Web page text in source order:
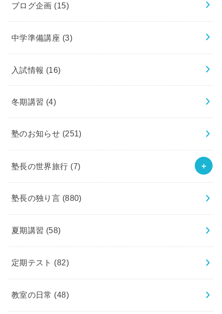
ブログ企画 (15)
中学準備講座 (3)
入試情報 (16)
冬期講習 (4)
塾のお知らせ (251)
塾長の世界旅行 (7)
塾長の独り言 (880)
夏期講習 (58)
定期テスト (82)
教室の日常 (48)